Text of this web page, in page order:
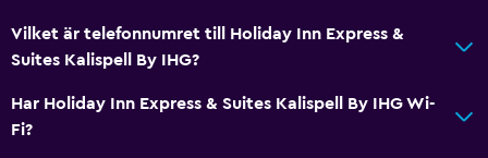
Vilket är telefonnumret till Holiday Inn Express &
Suites Kalispell By IHG?
Har Holiday Inn Express & Suites Kalispell By IHG Wi-
Fi?